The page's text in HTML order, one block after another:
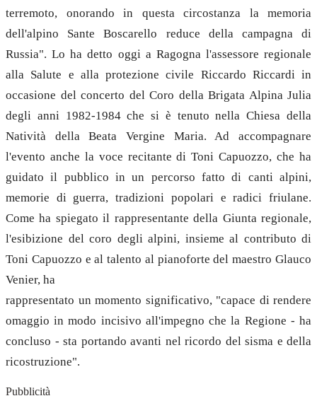
terremoto, onorando in questa circostanza la memoria
dell'alpino Sante Boscarello reduce della campagna di
Russia". Lo ha detto oggi a Ragogna l'assessore regionale
alla Salute e alla protezione civile Riccardo Riccardi in
occasione del concerto del Coro della Brigata Alpina Julia
degli anni 1982-1984 che si è tenuto nella Chiesa della
Natività della Beata Vergine Maria. Ad accompagnare
l'evento anche la voce recitante di Toni Capuozzo, che ha
guidato il pubblico in un percorso fatto di canti alpini,
memorie di guerra, tradizioni popolari e radici friulane.
Come ha spiegato il rappresentante della Giunta regionale,
l'esibizione del coro degli alpini, insieme al contributo di
Toni Capuozzo e al talento al pianoforte del maestro Glauco
Venier, ha
rappresentato un momento significativo, "capace di rendere
omaggio in modo incisivo all'impegno che la Regione - ha
concluso - sta portando avanti nel ricordo del sisma e della
ricostruzione".
Pubblicità